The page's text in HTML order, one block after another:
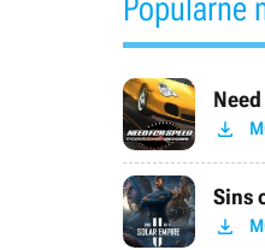

Sins
